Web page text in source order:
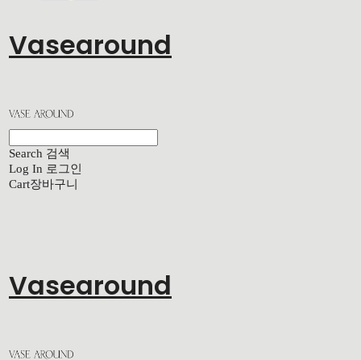
Vasearound
Search 검색
Log In 로그인
Cart장바구니
Vasearound